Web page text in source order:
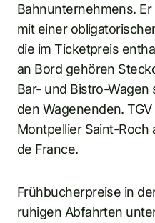
Bahnunternehmens. Er
mit einer
die im Ticketpreis
an Bord gehören
Bar- und Bistro-Wagen
den Wagenenden.
Montpellier Saint-Roch
de France.
Frühbucherpreise in
ruhigen Abfahrten